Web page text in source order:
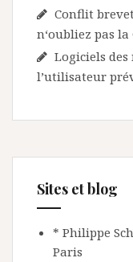
Conflit
n‘oubliez pas la
Logiciels des
l’utilisateur
Sites et blog
* Philippe
Paris